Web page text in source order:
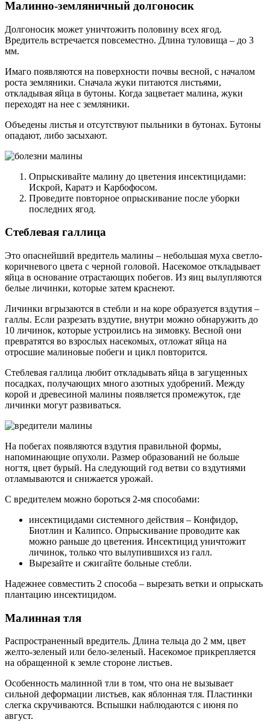
Малинно-земляничный долгоносик
Долгоносик может уничтожить половину всех ягод.
Вредитель встречается повсеместно. Длина туловища – до 3
мм.
Имаго появляются на поверхности почвы весной, с началом
роста земляники. Сначала жуки питаются листьями,
откладывая яйца в бутоны. Когда зацветает малина, жуки
переходят на нее с земляники.
Объедены листья и отсутствуют пыльники в бутонах. Бутоны
опадают, либо засыхают.
Опрыскивайте малину до цветения инсектицидами:
Искрой, Каратэ и Карбофосом.
Проведите повторное опрыскивание после уборки
последних ягод.
Стеблевая галлица
Это опаснейший вредитель малины – небольшая муха светло-
коричневого цвета с черной головой. Насекомое откладывает
яйца в основание отрастающих побегов. Из яиц вылупляются
белые личинки, которые затем краснеют.
Личинки вгрызаются в стебли и на коре образуется вздутия –
галлы. Если разрезать вздутие, внутри можно обнаружить до
10 личинок, которые устроились на зимовку. Весной они
превратятся во взрослых насекомых, отложат яйца на
отросшие малиновые побеги и цикл повторится.
Стеблевая галлица любит откладывать яйца в загущенных
посадках, получающих много азотных удобрений. Между
корой и древесиной малины появляется промежуток, где
личинки могут развиваться.
На побегах появляются вздутия правильной формы,
напоминающие опухоли. Размер образований не больше
ногтя, цвет бурый. На следующий год ветви со вздутиями
отламываются и снижается урожай.
С вредителем можно бороться 2-мя способами:
инсектицидами системного действия – Конфидор,
Биотлин и Калипсо. Опрыскивание проводите как
можно раньше до цветения. Инсектицид уничтожит
личинок, только что вылупившихся из галл.
Вырезайте и сжигайте больные стебли.
Надежнее совместить 2 способа – вырезать ветки и опрыскать
плантацию инсектицидом.
Малинная тля
Распространенный вредитель. Длина тельца до 2 мм, цвет
желто-зеленый или бело-зеленый. Насекомое прикрепляется
на обращенной к земле стороне листьев.
Особенность малинной тли в том, что она не вызывает
сильной деформации листьев, как яблонная тля. Пластинки
слегка скручиваются. Вспышки наблюдаются с июня по
август.